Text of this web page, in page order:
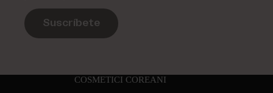
Suscríbete
COSMETICI COREANI